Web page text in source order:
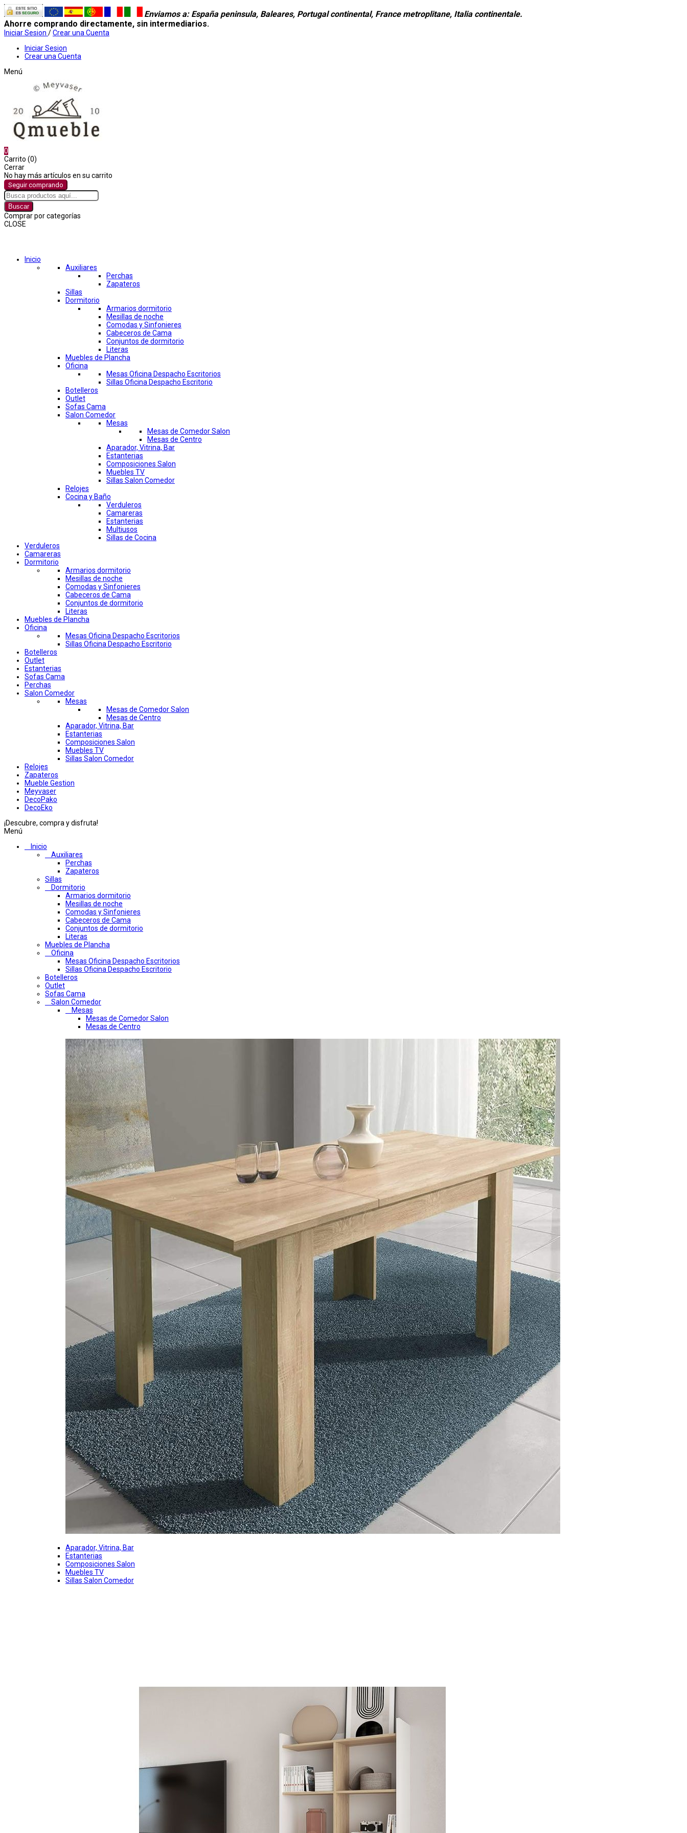
Enviamos a: España peninsula, Baleares, Portugal continental, France metroplitane, Italia continentale.
Ahorre comprando directamente, sin intermediarios.
Iniciar Sesion /Crear una Cuenta
Iniciar Sesion
Crear una Cuenta
Menú
0
Carrito (0)
Cerrar
No hay más artículos en su carrito
Seguir comprando
Buscar
Comprar por categorías
CLOSE
Inicio
Auxiliares
Perchas
Zapateros
Sillas
Dormitorio
Armarios dormitorio
Mesillas de noche
Comodas y Sinfonieres
Cabeceros de Cama
Conjuntos de dormitorio
Literas
Muebles de Plancha
Oficina
Mesas Oficina Despacho Escritorios
Sillas Oficina Despacho Escritorio
Botelleros
Outlet
Sofas Cama
Salon Comedor
Mesas
Mesas de Comedor Salon
Mesas de Centro
Aparador, Vitrina, Bar
Estanterias
Composiciones Salon
Muebles TV
Sillas Salon Comedor
Relojes
Cocina y Baño
Verduleros
Camareras
Estanterias
Multiusos
Sillas de Cocina
Verduleros
Camareras
Dormitorio
Armarios dormitorio
Mesillas de noche
Comodas y Sinfonieres
Cabeceros de Cama
Conjuntos de dormitorio
Literas
Muebles de Plancha
Oficina
Mesas Oficina Despacho Escritorios
Sillas Oficina Despacho Escritorio
Botelleros
Outlet
Estanterias
Sofas Cama
Perchas
Salon Comedor
Mesas
Mesas de Comedor Salon
Mesas de Centro
Aparador, Vitrina, Bar
Estanterias
Composiciones Salon
Muebles TV
Sillas Salon Comedor
Relojes
Zapateros
Mueble Gestion
Meyvaser
DecoPako
DecoEko
¡Descubre, compra y disfruta!
Menú
Inicio
Auxiliares
Perchas
Zapateros
Sillas
Dormitorio
Armarios dormitorio
Mesillas de noche
Comodas y Sinfonieres
Cabeceros de Cama
Conjuntos de dormitorio
Literas
Muebles de Plancha
Oficina
Mesas Oficina Despacho Escritorios
Sillas Oficina Despacho Escritorio
Botelleros
Outlet
Sofas Cama
Salon Comedor
Mesas
Mesas de Comedor Salon
Mesas de Centro
Aparador, Vitrina, Bar
Estanterias
Composiciones Salon
Muebles TV
Sillas Salon Comedor